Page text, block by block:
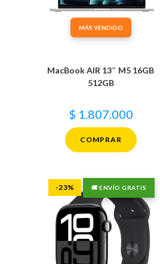
MÁS VENDIDO
MacBook AIR 13″ M5 16GB
512GB
$ 1.807.000
COMPRAR
🚚 ENVÍO GRATIS
-23%